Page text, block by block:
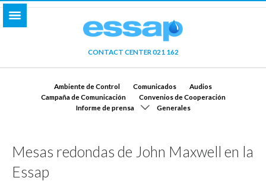
CONTACT CENTER 021 162
Ambiente de Control Comunicados
Audios
Campaña de Comunicación
Convenios de Cooperación
Informe de prensa
Generales
Mesas redondas de John Maxwell en la
Essap